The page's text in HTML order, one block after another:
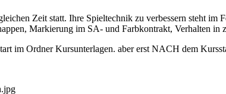
Zeit statt. Ihre Spieltechnik zu verbessern steht im
Markierung im SA- und Farbkontrakt, Verhalten in
im Ordner Kursunterlagen. aber erst NACH dem